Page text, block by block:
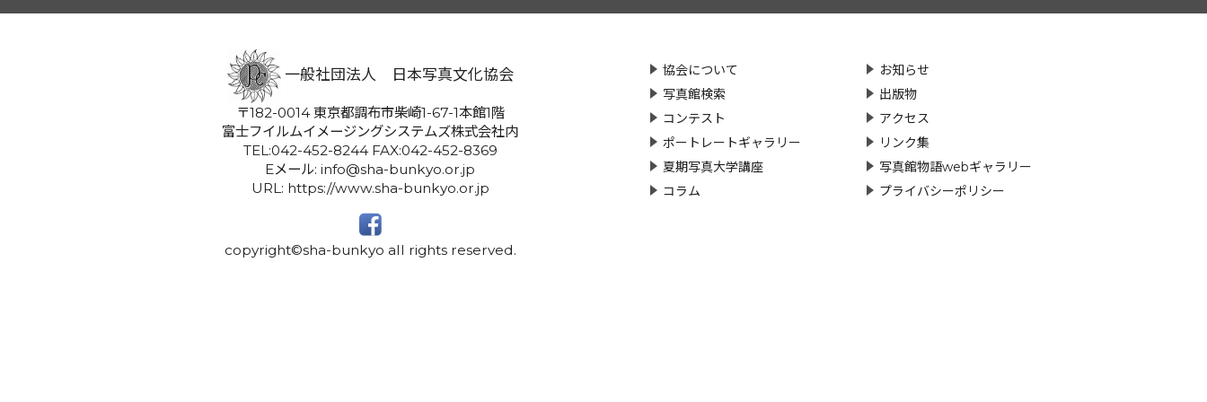
協会について
写真館検索
コンテスト
ポートレートギャラリー
夏期写真大学講座
コラム
お知らせ
出版物
アクセス
リンク集
写真館物語webギャラリー
プライバシーポリシー
一般社団法人 日本写真文化協会
〒182-0014 東京都調布市柴崎1-67-1本館1階
富士フイルムイメージングシステムズ株式会社内
TEL:042-452-8244 FAX:042-452-8369
Eメール: info@sha-bunkyo.or.jp
URL: https://www.sha-bunkyo.or.jp
copyright©sha-bunkyo all rights reserved.